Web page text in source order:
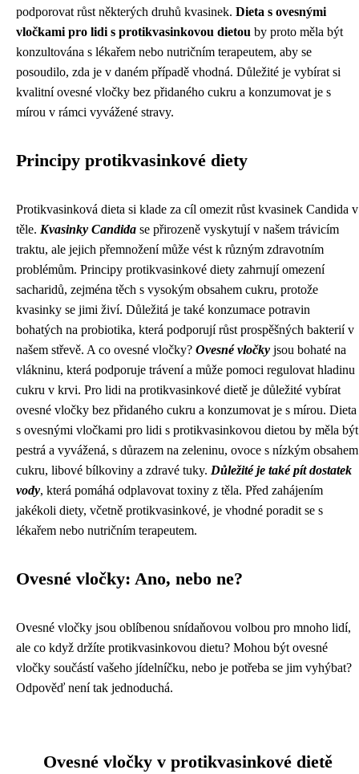
podporovat růst některých druhů kvasinek. Dieta s ovesnými
vločkami pro lidi s protikvasinkovou dietou by proto měla být
konzultována s lékařem nebo nutričním terapeutem, aby se
posoudilo, zda je v daném případě vhodná. Důležité je vybírat si
kvalitní ovesné vločky bez přidaného cukru a konzumovat je s
mírou v rámci vyvážené stravy.
Principy protikvasinkové diety
Protikvasinková dieta si klade za cíl omezit růst kvasinek Candida v
těle. Kvasinky Candida se přirozeně vyskytují v našem trávicím
traktu, ale jejich přemnožení může vést k různým zdravotním
problémům. Principy protikvasinkové diety zahrnují omezení
sacharidů, zejména těch s vysokým obsahem cukru, protože
kvasinky se jimi živí. Důležitá je také konzumace potravin
bohatých na probiotika, která podporují růst prospěšných bakterií v
našem střevě. A co ovesné vločky? Ovesné vločky jsou bohaté na
vlákninu, která podporuje trávení a může pomoci regulovat hladinu
cukru v krvi. Pro lidi na protikvasinkové dietě je důležité vybírat
ovesné vločky bez přidaného cukru a konzumovat je s mírou. Dieta
s ovesnými vločkami pro lidi s protikvasinkovou dietou by měla být
pestrá a vyvážená, s důrazem na zeleninu, ovoce s nízkým obsahem
cukru, libové bílkoviny a zdravé tuky. Důležité je také pít dostatek
vody, která pomáhá odplavovat toxiny z těla. Před zahájením
jakékoli diety, včetně protikvasinkové, je vhodné poradit se s
lékařem nebo nutričním terapeutem.
Ovesné vločky: Ano, nebo ne?
Ovesné vločky jsou oblíbenou snídaňovou volbou pro mnoho lidí,
ale co když držíte protikvasinkovou dietu? Mohou být ovesné
vločky součástí vašeho jídelníčku, nebo je potřeba se jim vyhýbat?
Odpověď není tak jednoduchá.
Ovesné vločky v protikvasinkové dietě